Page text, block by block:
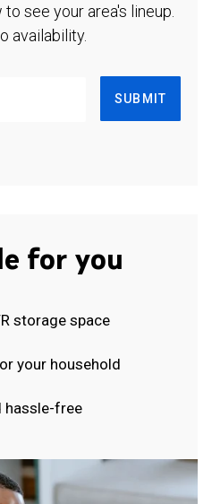
see your area's lineup.
availability.
SUBMIT
for you
storage space
your household
hassle-free